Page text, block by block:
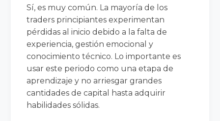
Sí, es muy común. La mayoría de los
traders principiantes experimentan
pérdidas al inicio debido a la falta de
experiencia, gestión emocional y
conocimiento técnico. Lo importante es
usar este periodo como una etapa de
aprendizaje y no arriesgar grandes
cantidades de capital hasta adquirir
habilidades sólidas.